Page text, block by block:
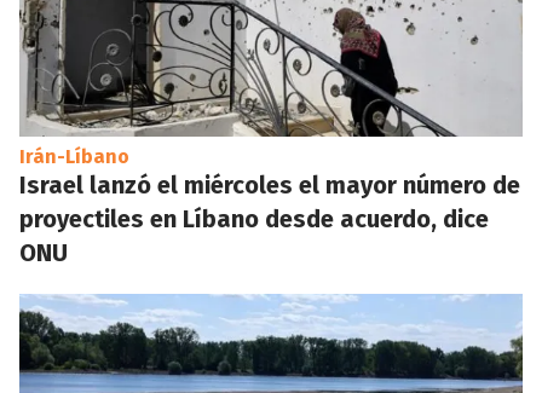
Irán-Líbano
Israel lanzó el miércoles el mayor número de
proyectiles en Líbano desde acuerdo, dice
ONU